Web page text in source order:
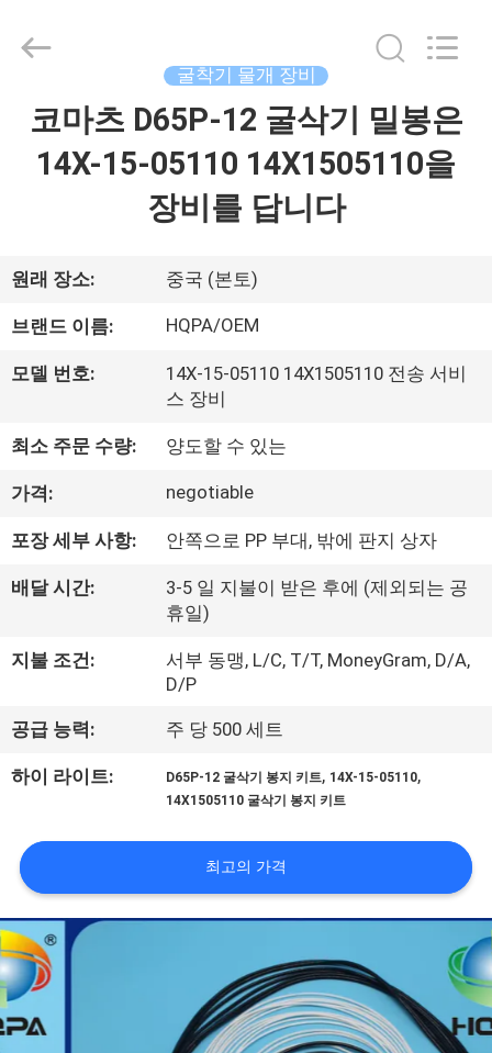
우
리
대
하
여
장
행
질
관
리
사
Beijing
Services
굴착기 물개 장비
코마츠 D65P-12 굴삭기 밀봉은
14X-15-05110 14X1505110을
장비를 답니다
원래 장소: 중국 (본토)
브랜드 이름: HQPA/OEM
모델 번호:
14X-15-05110 14X1505110 전송 서비
스 장비
최소 주문 수량: 양도할 수 있는
가격: negotiable
포장 세부 사항: 안쪽으로 PP 부대, 밖에 판지 상자
배달 시간:
3-5 일 지불이 받은 후에 (제외되는 공
휴일)
지불 조건:
서부 동맹, L/C, T/T, MoneyGram, D/A,
D/P
공급 능력: 주 당 500 세트
하이 라이트: D65P-12 굴삭기 봉지 키트, 14X-15-05110,
14X1505110 굴삭기 봉지 키트
최고의 가격